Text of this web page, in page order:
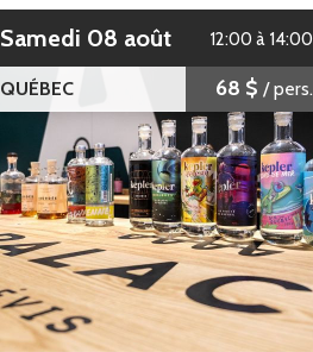
samedi 08 août 12:00 à 14:00
QUÉBEC 68 $ / pers.